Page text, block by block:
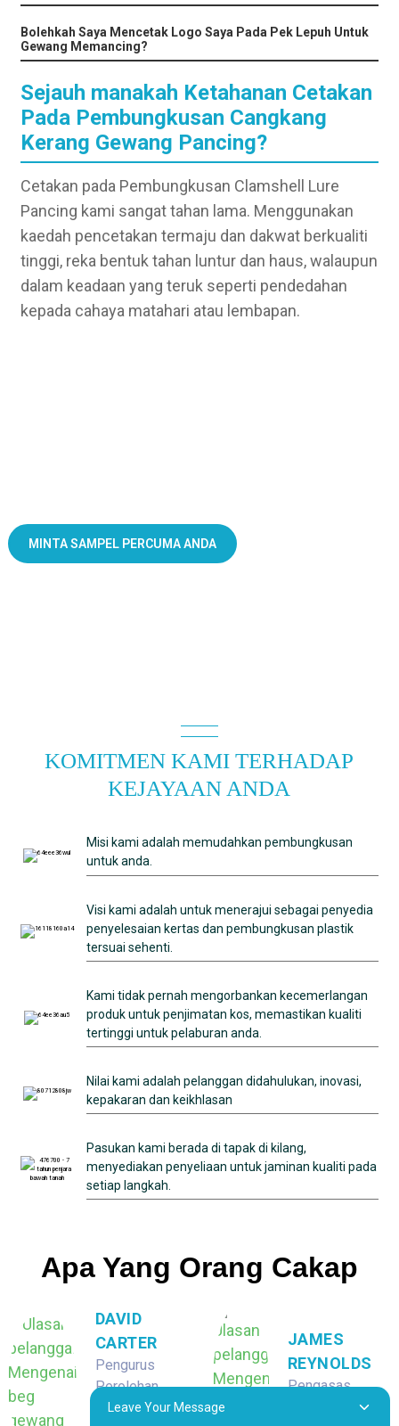
Bolehkah Saya Mencetak Logo Saya Pada Pek Lepuh Untuk
Gewang Memancing?
Sejauh manakah Ketahanan Cetakan
Pada Pembungkusan Cangkang
Kerang Gewang Pancing?
Cetakan pada Pembungkusan Clamshell Lure
Pancing kami sangat tahan lama. Menggunakan
kaedah pencetakan termaju dan dakwat berkualiti
tinggi, reka bentuk tahan luntur dan haus, walaupun
dalam keadaan yang teruk seperti pendedahan
kepada cahaya matahari atau lembapan.
MINTA SAMPEL PERCUMA ANDA
KOMITMEN KAMI TERHADAP
KEJAYAAN ANDA
Misi kami adalah memudahkan pembungkusan
untuk anda.
Visi kami adalah untuk menerajui sebagai penyedia
penyelesaian kertas dan pembungkusan plastik
tersuai sehenti.
Kami tidak pernah mengorbankan kecemerlangan
produk untuk penjimatan kos, memastikan kualiti
tertinggi untuk pelaburan anda.
Nilai kami adalah pelanggan didahulukan, inovasi,
kepakaran dan keikhlasan
Pasukan kami berada di tapak di kilang,
menyediakan penyeliaan untuk jaminan kualiti pada
setiap langkah.
Apa Yang Orang Cakap
DAVID
CARTER
Pengurus
Perolehan,
Bekalan
JAMES
REYNOLDS
Pengasas,
Leave Your Message